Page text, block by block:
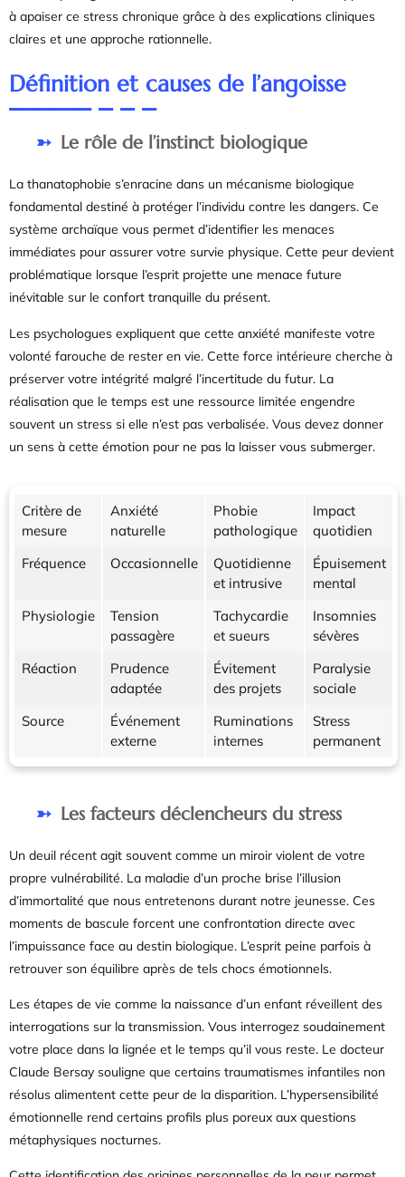
à apaiser ce stress chronique grâce à des explications cliniques
claires et une approche rationnelle.
Définition et causes de l’angoisse
Le rôle de l’instinct biologique
La thanatophobie s’enracine dans un mécanisme biologique
fondamental destiné à protéger l’individu contre les dangers. Ce
système archaïque vous permet d’identifier les menaces
immédiates pour assurer votre survie physique. Cette peur devient
problématique lorsque l’esprit projette une menace future
inévitable sur le confort tranquille du présent.
Les psychologues expliquent que cette anxiété manifeste votre
volonté farouche de rester en vie. Cette force intérieure cherche à
préserver votre intégrité malgré l’incertitude du futur. La
réalisation que le temps est une ressource limitée engendre
souvent un stress si elle n’est pas verbalisée. Vous devez donner
un sens à cette émotion pour ne pas la laisser vous submerger.
Critère de
mesure
Anxiété
naturelle
Phobie
pathologique
Impact
quotidien
Fréquence
Occasionnelle
Quotidienne
et intrusive
Épuisement
mental
Physiologie
Tension
passagère
Tachycardie
et sueurs
Insomnies
sévères
Réaction
Prudence
adaptée
Évitement
des projets
Paralysie
sociale
Source
Événement
externe
Ruminations
internes
Stress
permanent
Les facteurs déclencheurs du stress
Un deuil récent agit souvent comme un miroir violent de votre
propre vulnérabilité. La maladie d’un proche brise l’illusion
d’immortalité que nous entretenons durant notre jeunesse. Ces
moments de bascule forcent une confrontation directe avec
l’impuissance face au destin biologique. L’esprit peine parfois à
retrouver son équilibre après de tels chocs émotionnels.
Les étapes de vie comme la naissance d’un enfant réveillent des
interrogations sur la transmission. Vous interrogez soudainement
votre place dans la lignée et le temps qu’il vous reste. Le docteur
Claude Bersay souligne que certains traumatismes infantiles non
résolus alimentent cette peur de la disparition. L’hypersensibilité
émotionnelle rend certains profils plus poreux aux questions
métaphysiques nocturnes.